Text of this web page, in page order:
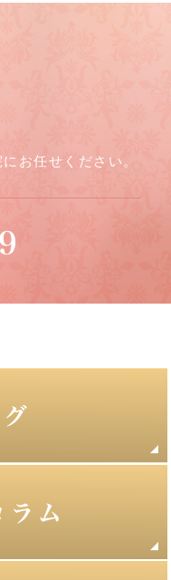
お任せください。